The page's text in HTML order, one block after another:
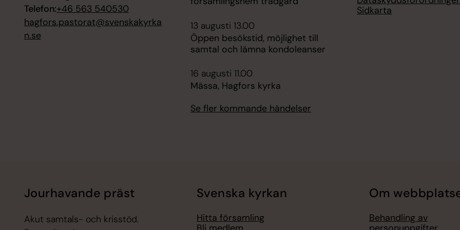
Telefon:+46 563 540530
hagfors.pastorat@svenskakyrka
n.se
13 augusti 13.00
Öppen besökstid, möjlighet till
samtal och lämna kondoleanser
16 augusti 11.00
Mässa, Hagfors kyrka
Se fler kommande händelser
Sidkarta
Jourhavande präst
Akut samtals- och krisstöd.
Svenska kyrkan
Hitta församling
Om
Behandling av